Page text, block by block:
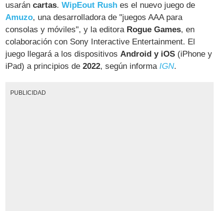
usaráncartas.WipEout Rush es el nuevo juego de
Amuzo, una desarrolladora de "juegos AAA para
consolas y móviles", y la editora Rogue Games, en
colaboración con Sony Interactive Entertainment. El
juego llegará a los dispositivosAndroid y iOS (iPhone y
iPad) a principios de2022, según informaIGN.
PUBLICIDAD